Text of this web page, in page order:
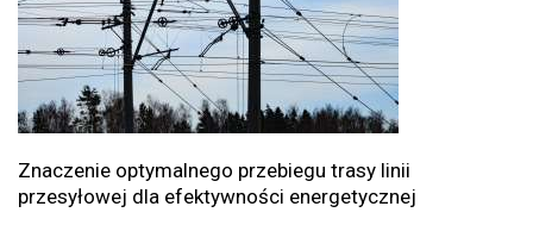
Znaczenie optymalnego przebiegu trasy linii
przesyłowej dla efektywności energetycznej